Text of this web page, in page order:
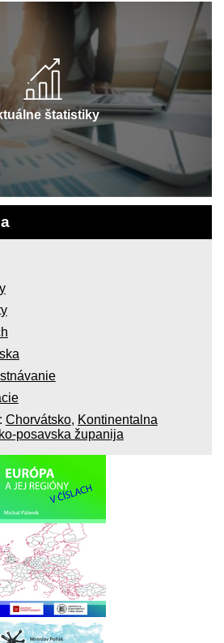
štatistiky
Chorvátsko, Kontinentalna
posavska županija